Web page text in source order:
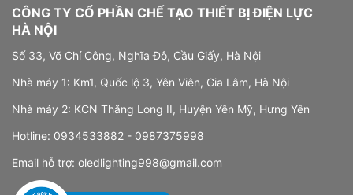
CÔNG TY CỔ PHẦN CHẾ TẠO THIẾT BỊ ĐIỆN LỰC
HÀ NỘI
Số 33, Võ Chí Công, Nghĩa Đô, Cầu Giấy, Hà Nội
Nhà máy 1: Km1, Quốc lộ 3, Yên Viên, Gia Lâm, Hà Nội
Nhà máy 2: KCN Thăng Long II, Huyện Yên Mỹ, Hưng Yên
Hotline: 0934533882 - 0987375998
Email hỗ trợ: oledlighting998@gmail.com